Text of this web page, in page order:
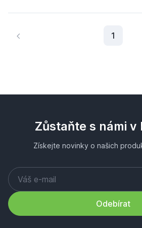
1
Zůstaňte s námi v
Získejte novinky o našich
Odebírat